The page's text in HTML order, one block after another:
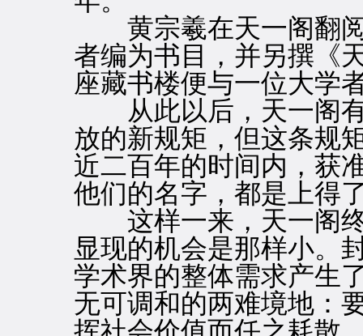
黄宗羲在天一阁翻阅
者编为书目，并另撰《
座藏书楼便与一位大学
从此以后，天一阁有
放的新规矩，但这条规
近二百年的时间内，获
他们的名字，都是上得
这样一来，天一阁终
显现的机会是那样小。
学术界的整体需求产生
无可调和的两难境地：